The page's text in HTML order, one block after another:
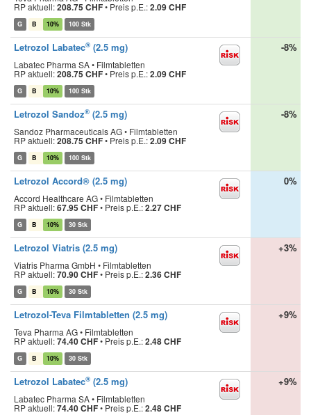
RP aktuell:208.75 CHF• Preis p.E.:2.09 CHF
G B 10% 100 Stk
Letrozol Labatec® (2.5 mg)
Labatec Pharma SA • Filmtabletten
RP aktuell:208.75 CHF• Preis p.E.:2.09 CHF
G B 10% 100 Stk
-8%
Letrozol Sandoz® (2.5 mg)
Sandoz Pharmaceuticals AG • Filmtabletten
RP aktuell:208.75 CHF• Preis p.E.:2.09 CHF
G B 10% 100 Stk
-8%
Letrozol Accord® (2.5 mg)
Accord Healthcare AG • Filmtabletten
RP aktuell:67.95 CHF• Preis p.E.:2.27 CHF
G B 10% 30 Stk
0%
Letrozol Viatris (2.5 mg)
Viatris Pharma GmbH • Filmtabletten
RP aktuell:70.90 CHF• Preis p.E.:2.36 CHF
G B 10% 30 Stk
+3%
Letrozol-Teva Filmtabletten (2.5 mg)
Teva Pharma AG • Filmtabletten
RP aktuell:74.40 CHF• Preis p.E.:2.48 CHF
G B 10% 30 Stk
+9%
Letrozol Labatec® (2.5 mg)
Labatec Pharma SA • Filmtabletten
RP aktuell:74.40 CHF• Preis p.E.:2.48 CHF
+9%